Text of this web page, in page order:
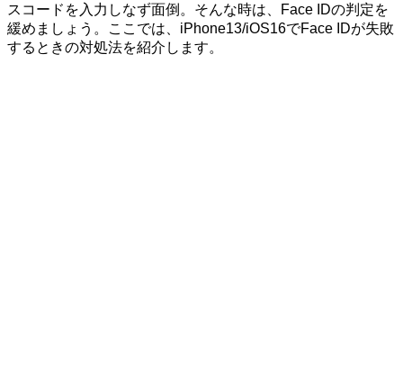
スコードを入力しなず面倒。そんな時は、Face IDの判定を
緩めましょう。ここでは、iPhone13/iOS16でFace IDが失敗
するときの対処法を紹介します。